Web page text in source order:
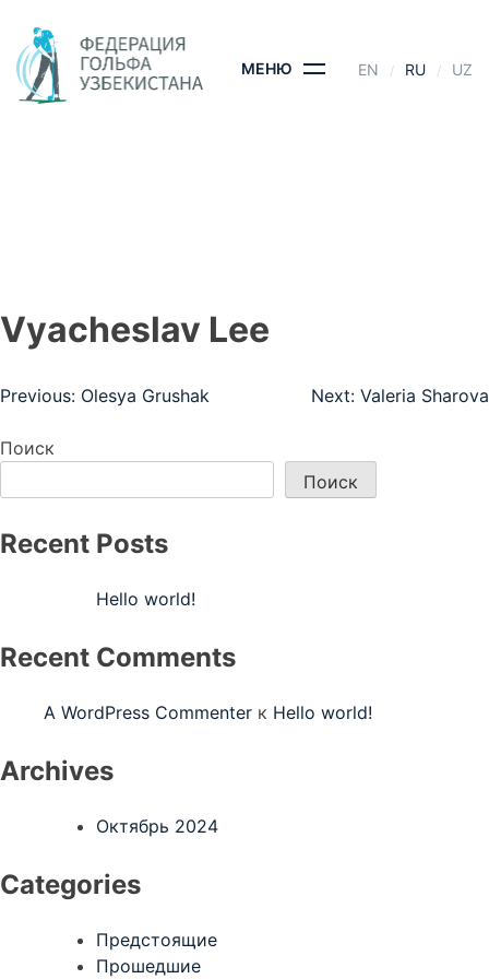
content
МЕНЮ EN RU UZ
Vyacheslav Lee
Навигация
по
Previous: Olesya Grushak Next: Valeria Sharova
Поиск
Поиск
Recent Posts
Hello world!
Recent Comments
A WordPress Commenter к Hello world!
Archives
Октябрь 2024
Categories
Предстоящие
Прошедшие